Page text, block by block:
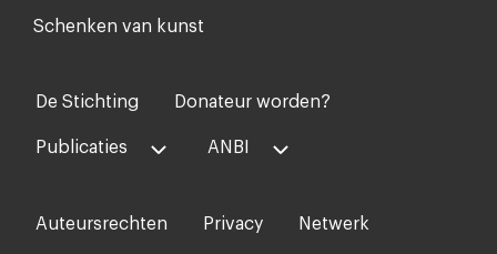
menu
Schenken van kunst
Voet
midden
De Stichting Donateur worden?
Publicaties ANBI
Voet
Auteursrechten Privacy Netwerk